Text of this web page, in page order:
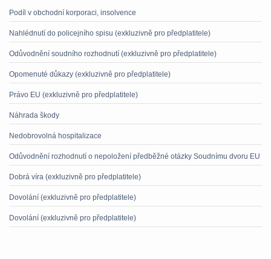
Podíl v obchodní korporaci, insolvence
Nahlédnutí do policejního spisu (exkluzivně pro předplatitele)
Odůvodnění soudního rozhodnutí (exkluzivně pro předplatitele)
Opomenuté důkazy (exkluzivně pro předplatitele)
Právo EU (exkluzivně pro předplatitele)
Náhrada škody
Nedobrovolná hospitalizace
Odůvodnění rozhodnutí o nepoložení předběžné otázky Soudnímu dvoru EU
Dobrá víra (exkluzivně pro předplatitele)
Dovolání (exkluzivně pro předplatitele)
Dovolání (exkluzivně pro předplatitele)